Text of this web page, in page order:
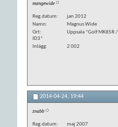
mangewide
Reg.datum
jan 2012
Namn
Magnus Wide
Ort
Uppsala *Golf MK85R /
ID3*
Inlägg
2 002
2014-04-24, 19:44
znabb
Reg.datum
maj 2007